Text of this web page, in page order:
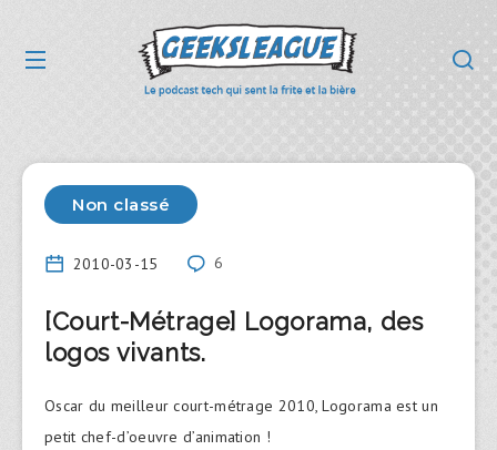
Non classé
2010-03-15 6
[Court-Métrage] Logorama, des
logos vivants.
Oscar du meilleur court-métrage 2010, Logorama est un
petit chef-d’oeuvre d’animation !